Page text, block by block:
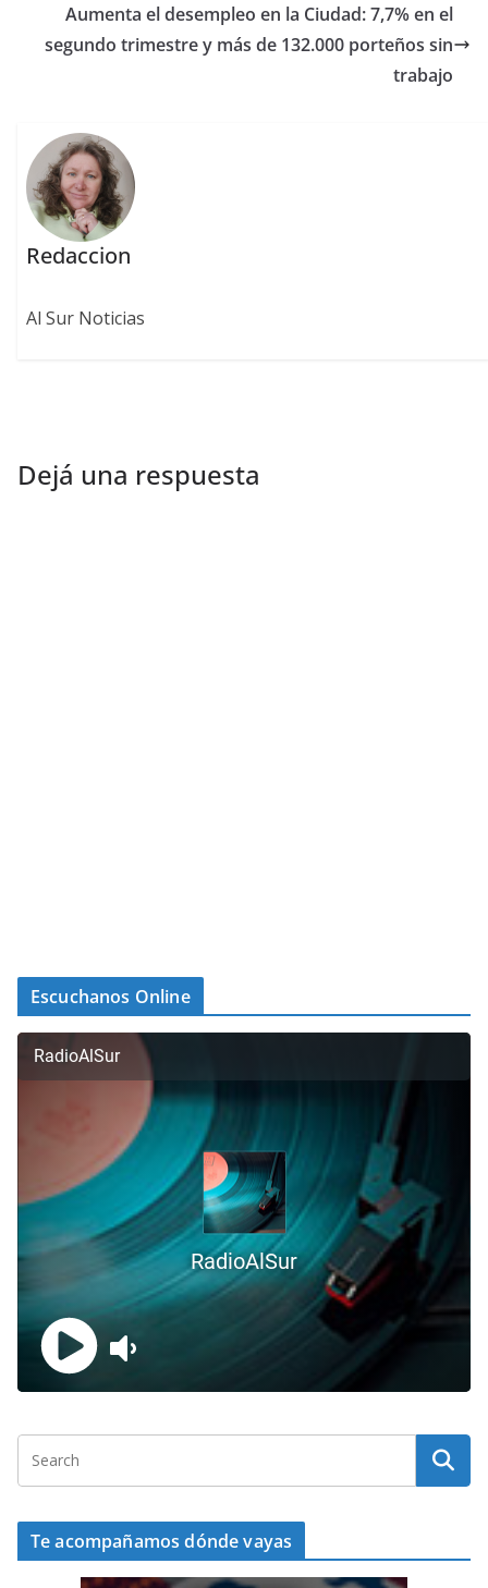
Aumenta el desempleo en la Ciudad: 7,7% en el
segundo trimestre y más de 132.000 porteños sin
trabajo
Redaccion
Al Sur Noticias
Dejá una respuesta
Escuchanos Online
Te acompañamos dónde vayas